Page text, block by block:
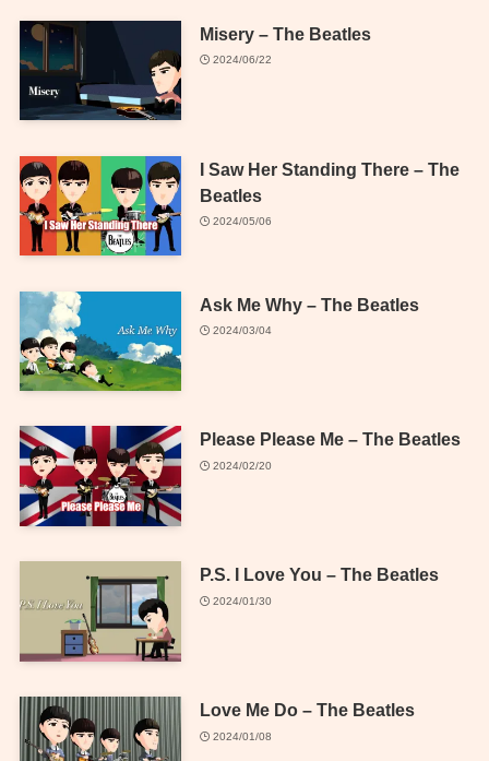
Misery – The Beatles
2024/06/22
I Saw Her Standing There – The
Beatles
2024/05/06
Ask Me Why – The Beatles
2024/03/04
Please Please Me – The Beatles
2024/02/20
P.S. I Love You – The Beatles
2024/01/30
Love Me Do – The Beatles
2024/01/08